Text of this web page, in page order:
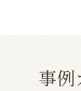
事例